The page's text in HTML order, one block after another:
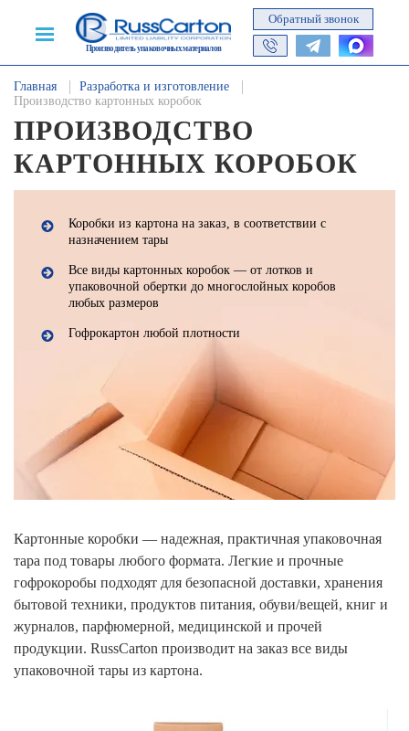
Производитель упаковочных материалов
Обратный звонок
Главная
Разработка и изготовление
Производство картонных коробок
ПРОИЗВОДСТВО
КАРТОННЫХ КОРОБОК
Коробки из картона на заказ, в соответствии с
назначением тары
Все виды картонных коробок — от лотков и
упаковочной обертки до многослойных коробов
любых размеров
Гофрокартон любой плотности
Картонные коробки — надежная, практичная упаковочная
тара под товары любого формата. Легкие и прочные
гофрокоробы подходят для безопасной доставки, хранения
бытовой техники, продуктов питания, обуви/вещей, книг и
журналов, парфюмерной, медицинской и прочей
продукции. RussCarton производит на заказ все виды
упаковочной тары из картона.